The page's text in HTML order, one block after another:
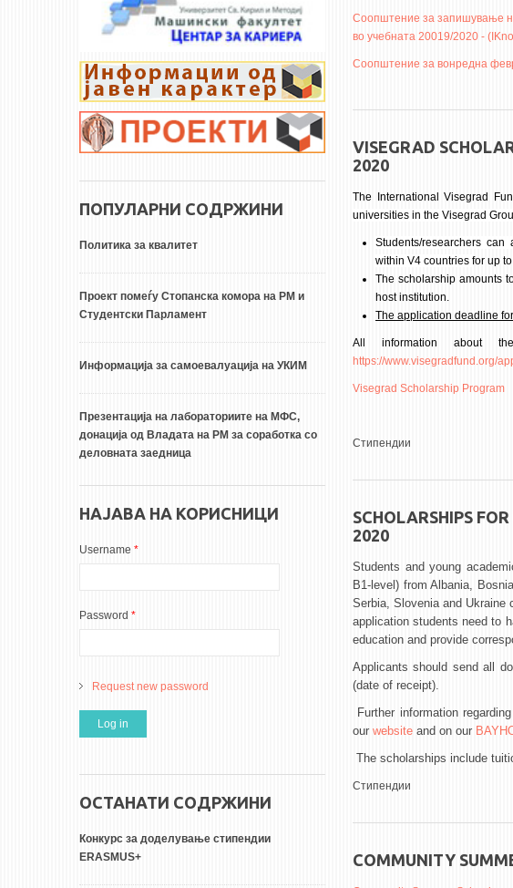
ПОПУЛАРНИ СОДРЖИНИ
Политика за квалитет
Проект помеѓу Стопанска комора на РМ и
Студентски Парламент
Информација за самоевалуација на УКИМ
Презентација на лабораториите на МФС,
донација од Владата на РМ за соработка со
деловната заедница
НАЈАВА НА КОРИСНИЦИ
Username *
Password *
Request new password
ОСТАНАТИ СОДРЖИНИ
Конкурс за доделување стипендии
ERASMUS+
Соопштение за запишување
во учебната 20019/2020 -
Соопштение за вонредна
VISEGRAD
2020
The International Visegrad
universities in the Visegrad
Students/researchers can
within V4 countries for up
The scholarship amounts
host institution.
The application deadline
All information about
https://www.visegradfund.org/
Visegrad Scholarship Program
Стипендии
SCHOLARSHIPS
2020
Students and young
B1-level) from Albania,
Serbia, Slovenia and
application students need to
education and provide
Applicants should send all
(date of receipt).
Further information
our website and on our
The scholarships include
Стипендии
COMMUNITY